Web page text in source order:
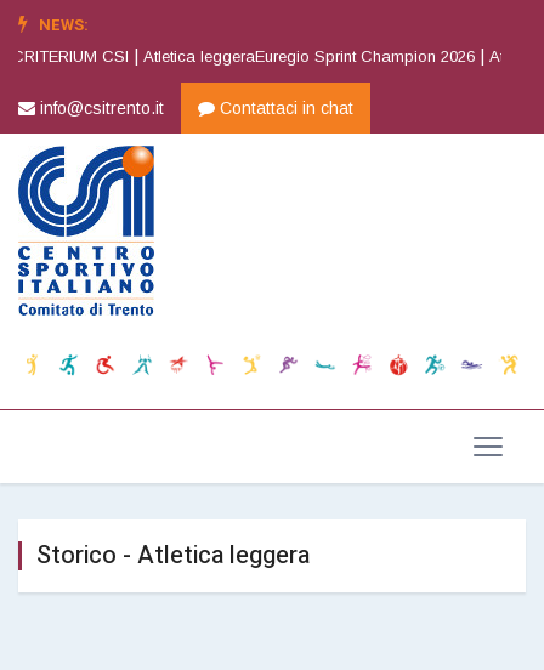
NEWS:
CSI |Atletica leggeraEuregio Sprint Champion 2026 |Atletica
info@csitrento.it Contattaci in chat
Storico - Atletica leggera